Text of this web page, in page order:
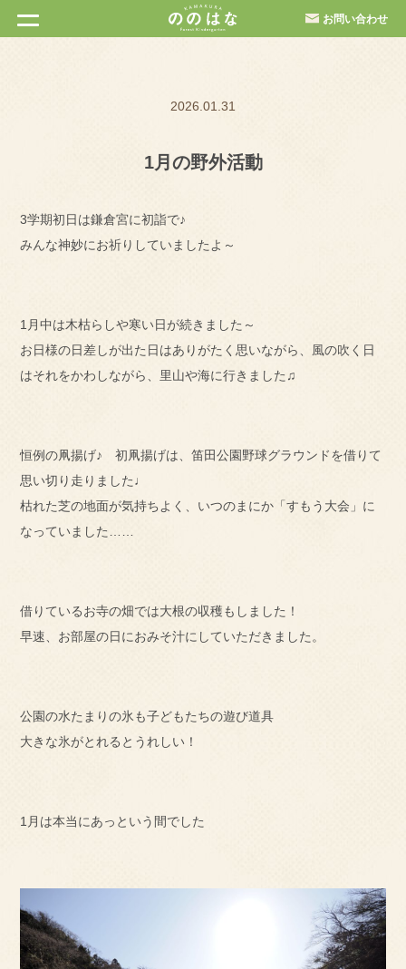
お問い合わせ
2026.01.31
1月の野外活動
3学期初日は鎌倉宮に初詣で♪
みんな神妙にお祈りしていましたよ～
1月中は木枯らしや寒い日が続きました～
お日様の日差しが出た日はありがたく思いながら、風の吹く日
はそれをかわしながら、里山や海に行きました♫
恒例の凧揚げ♪ 初凧揚げは、笛田公園野球グラウンドを借りて
思い切り走りました♩
枯れた芝の地面が気持ちよく、いつのまにか「すもう大会」に
なっていました……
借りているお寺の畑では大根の収穫もしました！
早速、お部屋の日におみそ汁にしていただきました。
公園の水たまりの氷も子どもたちの遊び道具
大きな氷がとれるとうれしい！
1月は本当にあっという間でした